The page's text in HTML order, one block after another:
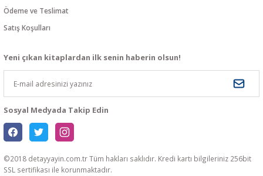
Ödeme ve Teslimat
Satış Koşulları
Yeni çıkan kitaplardan ilk senin haberin olsun!
Sosyal Medyada Takip Edin
©2018 detayyayin.com.tr Tüm hakları saklıdır. Kredi kartı bilgileriniz 256bit
SSL sertifikası ile korunmaktadır.